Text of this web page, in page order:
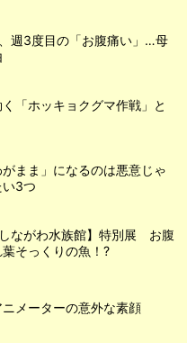
週3度目の「お腹痛い」…母
「ホッキョクグマ作戦」と
まま」になるのは悪意じゃ
3つ
しながわ水族館】特別展 お腹
そっくりの魚！?
メーターの意外な素顔